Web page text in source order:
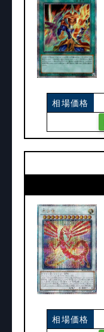
相場価格
相場価格